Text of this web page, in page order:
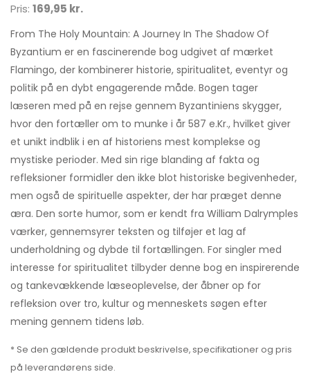
Pris: 169,95 kr.
From The Holy Mountain: A Journey In The Shadow Of
Byzantium er en fascinerende bog udgivet af mærket
Flamingo, der kombinerer historie, spiritualitet, eventyr og
politik på en dybt engagerende måde. Bogen tager
læseren med på en rejse gennem Byzantiniens skygger,
hvor den fortæller om to munke i år 587 e.Kr., hvilket giver
et unikt indblik i en af historiens mest komplekse og
mystiske perioder. Med sin rige blanding af fakta og
refleksioner formidler den ikke blot historiske begivenheder,
men også de spirituelle aspekter, der har præget denne
æra. Den sorte humor, som er kendt fra William Dalrymples
værker, gennemsyrer teksten og tilføjer et lag af
underholdning og dybde til fortællingen. For singler med
interesse for spiritualitet tilbyder denne bog en inspirerende
og tankevækkende læseoplevelse, der åbner op for
refleksion over tro, kultur og menneskets søgen efter
mening gennem tidens løb.
* Se den gældende produkt beskrivelse, specifikationer og pris
på leverandørens side.